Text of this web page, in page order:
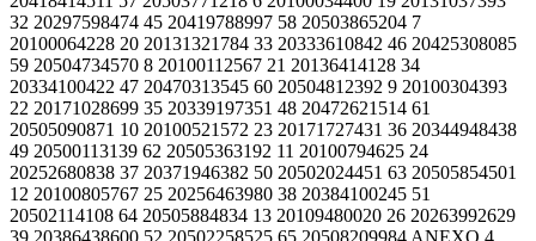
32 20297598474 45 20419788997 58 20503865204 7
20100064228 20 20131321784 33 20333610842 46 20425308085
59 20504734570 8 20100112567 21 20136414128 34
20334100422 47 20470313545 60 20504812392 9 20100304393
22 20171028699 35 20339197351 48 20472621514 61
20505090871 10 20100521572 23 20171727431 36 20344948438
49 20500113139 62 20505363192 11 20100794625 24
20252680838 37 20371946382 50 20502024451 63 20505854501
12 20100805767 25 20256463980 38 20384100245 51
20502114108 64 20505884834 13 20109480020 26 20263992629